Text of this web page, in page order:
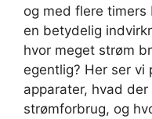
og med flere
en betydelig
hvor meget strøm
egentlig? Her ser
apparater, hvad
strømforbrug, og